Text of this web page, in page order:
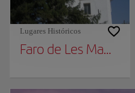
Lugares Históricos
Faro de Les Mamelles